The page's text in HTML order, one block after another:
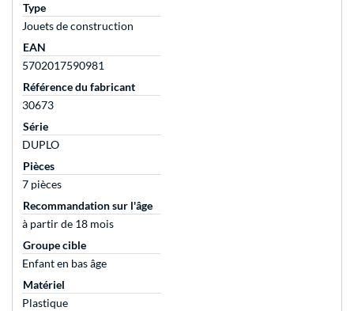
Type
Jouets de construction
EAN
5702017590981
Référence du fabricant
30673
Série
DUPLO
Pièces
7 pièces
Recommandation sur l'âge
à partir de 18 mois
Groupe cible
Enfant en bas âge
Matériel
Plastique